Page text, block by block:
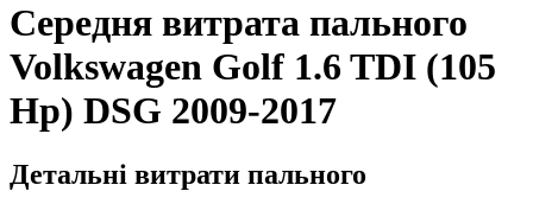
Середня витрата пального
Volkswagen Golf 1.6 TDI (105
Hp) DSG 2009-2017
Детальні витрати пального